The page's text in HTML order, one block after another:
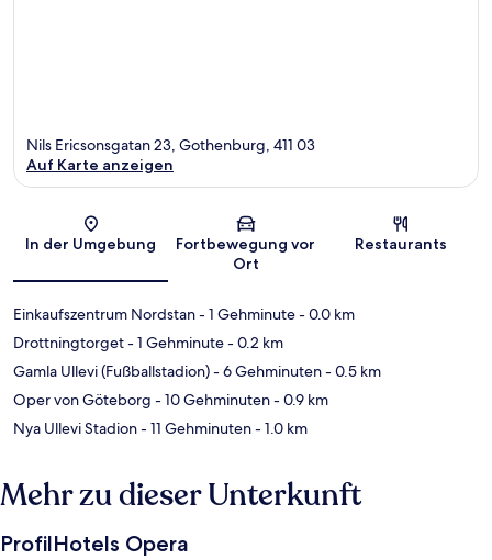
Karte
Nils Ericsonsgatan 23, Gothenburg, 411 03
Auf Karte anzeigen
In der Umgebung
Fortbewegung vor
Ort
Restaurants
Einkaufszentrum Nordstan- 1 Gehminute- 0.0 km
Drottningtorget- 1 Gehminute- 0.2 km
Gamla Ullevi (Fußballstadion)- 6 Gehminuten- 0.5 km
Oper von Göteborg - 10 Gehminuten- 0.9 km
Nya Ullevi Stadion- 11 Gehminuten- 1.0 km
Mehr zu dieser Unterkunft
ProfilHotels Opera